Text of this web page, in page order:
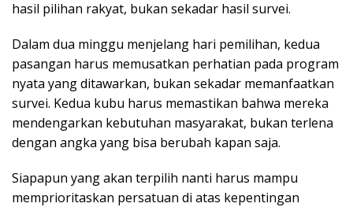
hasil pilihan rakyat, bukan sekadar hasil survei.
Dalam dua minggu menjelang hari pemilihan, kedua
pasangan harus memusatkan perhatian pada program
nyata yang ditawarkan, bukan sekadar memanfaatkan
survei. Kedua kubu harus memastikan bahwa mereka
mendengarkan kebutuhan masyarakat, bukan terlena
dengan angka yang bisa berubah kapan saja.
Siapapun yang akan terpilih nanti harus mampu
memprioritaskan persatuan di atas kepentingan